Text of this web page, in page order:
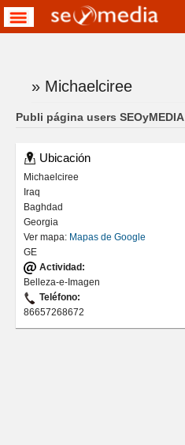
Te encuentras aqui
» Michaelciree
Publi página users SEOyMEDIA
Ubicación
Michaelciree
Iraq
Baghdad
Georgia
Ver mapa: Mapas de Google
GE
Actividad:
Belleza-e-Imagen
Teléfono:
86657268672